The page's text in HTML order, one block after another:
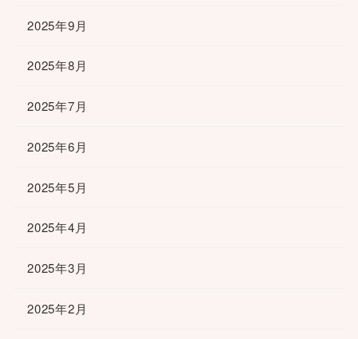
2025年9月
2025年8月
2025年7月
2025年6月
2025年5月
2025年4月
2025年3月
2025年2月